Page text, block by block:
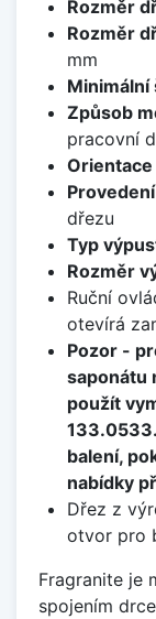
Rozměr
Rozměr
mm
Minimální
Způsob
pracovní
dřezu
Typ
Rozměr
Ruční
otevírá
Pozor -
saponátu
použít
balení,
nabídky
Dřez z
otvor pro
Fragranite je
spojením